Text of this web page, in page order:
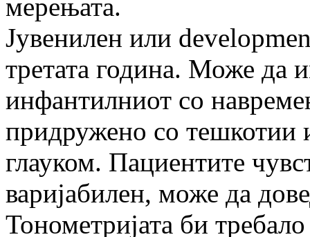
мерењата.
Јувенилен или
третата година. Може да
инфантилниот со
придружено со тешкотии
глауком. Пациентите
варијабилен, може да
Тонометријата би